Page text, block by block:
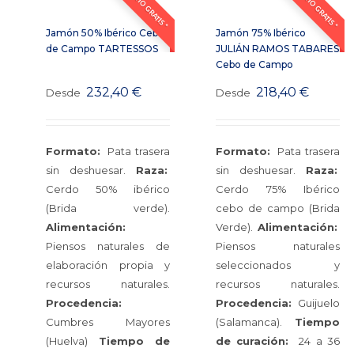
ENVÍO GRATIS *
Jamón 50% Ibérico Cebo
de Campo TARTESSOS
Desde 232,40€
Formato: Pata trasera
sin deshuesar. Raza:
Cerdo 50% ibérico
(Brida verde).
Alimentación:
Piensos naturales de
elaboración propia y
recursos naturales.
Procedencia:
Cumbres Mayores
(Huelva) Tiempo de
ENVÍO GRATIS *
Jamón 75% Ibérico
JULIÁN RAMOS TABARES
Cebo de Campo
Desde 218,40€
Formato: Pata trasera
sin deshuesar. Raza:
Cerdo 75% Ibérico
cebo de campo (Brida
Verde). Alimentación:
Piensos naturales
seleccionados y
recursos naturales.
Procedencia: Guijuelo
(Salamanca). Tiempo
de curación: 24 a 36